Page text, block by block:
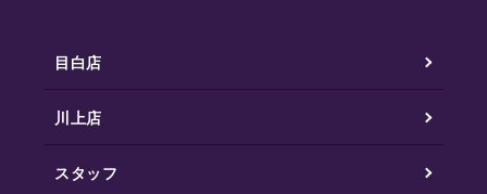
目白店
川上店
スタッフ